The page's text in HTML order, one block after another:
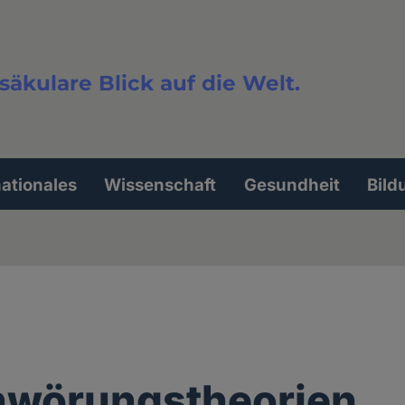
Blick auf die Welt.
Wissenschaft Gesundheit